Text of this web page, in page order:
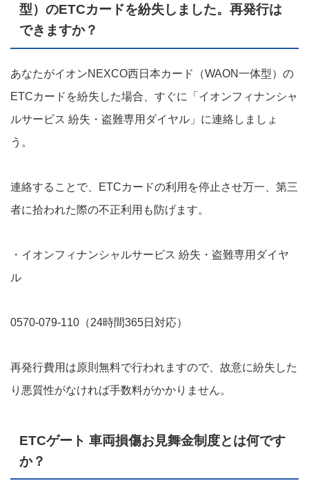
型）のETCカードを紛失しました。再発行は
できますか？
あなたがイオンNEXCO西日本カード（WAON一体型）の
ETCカードを紛失した場合、すぐに「イオンフィナンシャ
ルサービス 紛失・盗難専用ダイヤル」に連絡しましょ
う。
連絡することで、ETCカードの利用を停止させ万一、第三
者に拾われた際の不正利用も防げます。
・イオンフィナンシャルサービス 紛失・盗難専用ダイヤ
ル
0570-079-110（24時間365日対応）
再発行費用は原則無料で行われますので、故意に紛失した
り悪質性がなければ手数料がかかりません。
ETCゲート 車両損傷お見舞金制度とは何です
か？